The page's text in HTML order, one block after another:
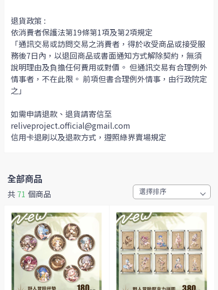
退貨政策 :
依消費者保護法第19條第1項及第2項規定
「通訊交易或訪問交易之消費者，得於收受商品或接受服
務後7日內，以退回商品或書面通知方式解除契約，無須
說明理由及負擔任何費用或對價。 但通訊交易有合理例外
情事者，不在此限。 前項但書合理例外情事，由行政院定
之」
如需申請退款、退貨請寄信至
reliveproject.official@gmail.com
信用卡退刷以及退款方式，遵照綠界賣場規定
全部商品
共 71 個商品